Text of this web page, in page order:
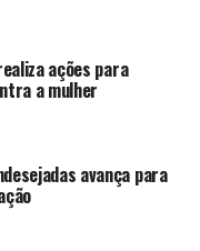
ações para
a mulher
avança para